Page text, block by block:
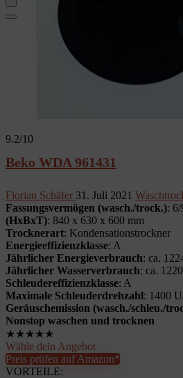
9.2/10
Beko WDA 961431
Florian Schäfer 31. Juli 2021
Fassungsvermögen (wasch./trock.):
(HxBxT): 840 x 630 x 600 mm
Trocknerart: Kondensationstrockner
Energieeffizienzklasse: A
Jährlicher Energieverbrauch: ca.
Jährlicher Wasserverbrauch: ca.
Schleudereffizienzklasse: A
Maximale Schleuderdrehzahl: 1400
Geräuschemission (wasch./schleu./
Nonstop waschen und trocknen
★★★★★
Wähle dein Angebot
Preis prüfen auf Amazon*
VORTEILE: